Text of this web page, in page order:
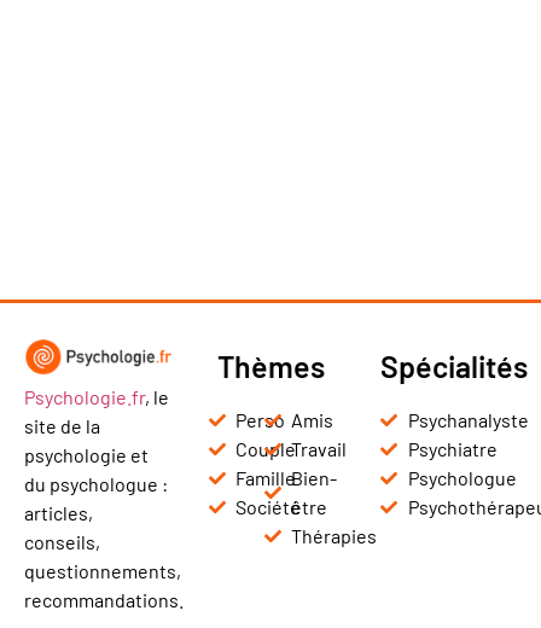
Psychologie.fr, le
site de la
psychologie et
du psychologue :
articles,
conseils,
questionnements,
recommandations.
Thèmes
Perso
Couple
Famille
Société
Amis
Travail
Bien-
être
Thérapies
Spécialités
Psychanalyste
Psychiatre
Psychologue